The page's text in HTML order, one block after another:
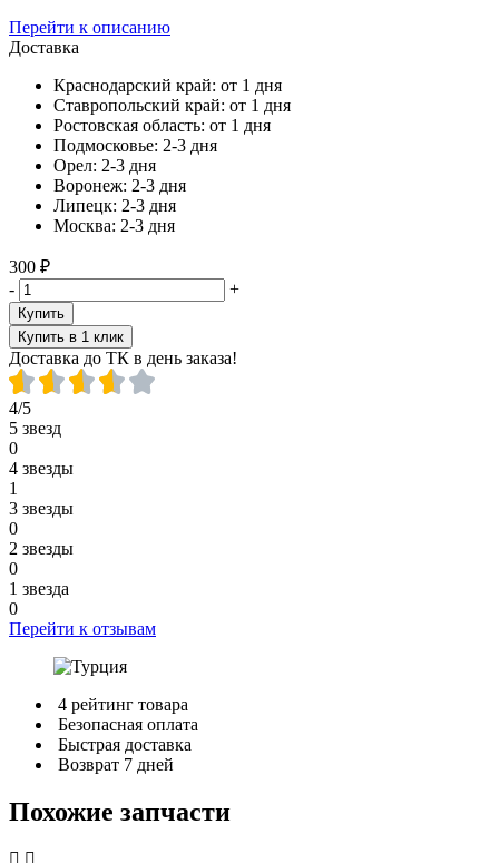
Перейти к описанию
Доставка
Краснодарский край: от 1 дня
Ставропольский край: от 1 дня
Ростовская область: от 1 дня
Подмосковье: 2-3 дня
Орел: 2-3 дня
Воронеж: 2-3 дня
Липецк: 2-3 дня
Москва: 2-3 дня
300 ₽
-
+
Купить
Купить в 1 клик
Доставка до ТК в день заказа!
4/5
5 звезд
0
4 звезды
1
3 звезды
0
2 звезды
0
1 звезда
0
Перейти к отзывам
4 рейтинг товара
Безопасная оплата
Быстрая доставка
Возврат 7 дней
Похожие запчасти